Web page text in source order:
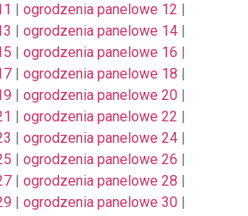
| ogrodzenia panelowe 12 |
| ogrodzenia panelowe 14 |
| ogrodzenia panelowe 16 |
| ogrodzenia panelowe 18 |
| ogrodzenia panelowe 20 |
| ogrodzenia panelowe 22 |
| ogrodzenia panelowe 24 |
| ogrodzenia panelowe 26 |
| ogrodzenia panelowe 28 |
| ogrodzenia panelowe 30 |